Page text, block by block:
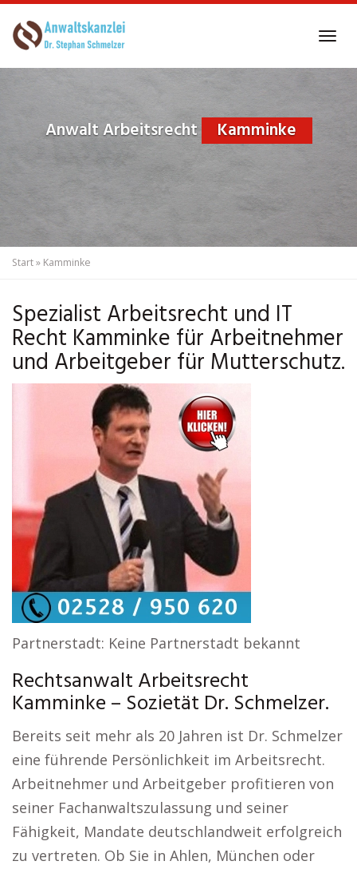
to
Anwalt Arbeitsrecht Kamminke
Start» Kamminke
Spezialist Arbeitsrecht und IT
Recht Kamminke für Arbeitnehmer
und Arbeitgeber für Mutterschutz.
Partnerstadt: Keine Partnerstadt bekannt
Rechtsanwalt Arbeitsrecht
Kamminke – Sozietät Dr. Schmelzer.
Bereits seit mehr als 20 Jahren ist Dr. Schmelzer
eine führende Persönlichkeit im Arbeitsrecht.
Arbeitnehmer und Arbeitgeber profitieren von
seiner Fachanwaltszulassung und seiner
Fähigkeit, Mandate deutschlandweit erfolgreich
zu vertreten. Ob Sie in Ahlen, München oder